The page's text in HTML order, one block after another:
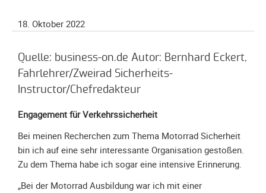
für
Unterstützen
Spendenkonto
werden
Fördererdaten
ändern
Gewerbliche
Förderer
18. Oktober 2022
Quelle: business-on.de Autor: Bernhard Eckert,
Fahrlehrer/Zweirad Sicherheits-
Instructor/Chefredakteur
Engagement für Verkehrssicherheit
Bei meinen Recherchen zum Thema Motorrad Sicherheit
bin ich auf eine sehr interessante Organisation gestoßen.
Zu dem Thema habe ich sogar eine intensive Erinnerung.
„Bei der Motorrad Ausbildung war ich mit einer